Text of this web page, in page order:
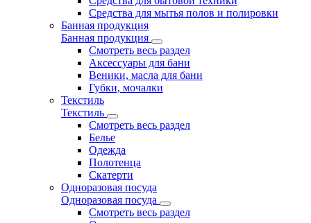
Средства для мытья полов и полировки
Банная продукция
Банная продукция
Смотреть весь раздел
Аксессуары для бани
Веники, масла для бани
Губки, мочалки
Текстиль
Текстиль
Смотреть весь раздел
Белье
Одежда
Полотенца
Скатерти
Одноразовая посуда
Одноразовая посуда
Смотреть весь раздел